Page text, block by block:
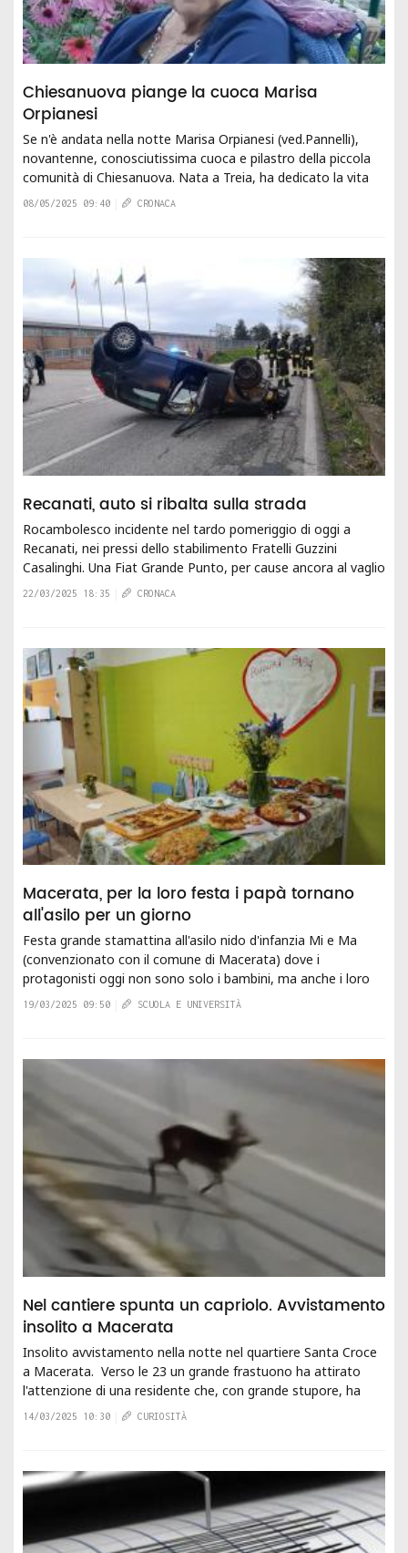
Chiesanuova piange la cuoca Marisa
Orpianesi
Se n'è andata nella notte Marisa Orpianesi (ved.Pannelli),
novantenne, conosciutissima cuoca e pilastro della piccola
comunità di Chiesanuova. Nata a Treia, ha dedicato la vita
alla sua passione, la...
08/05/2025 09:40 CRONACA
Recanati, auto si ribalta sulla strada
Rocambolesco incidente nel tardo pomeriggio di oggi a
Recanati, nei pressi dello stabilimento Fratelli Guzzini
Casalinghi. Una Fiat Grande Punto, per cause ancora al vaglio
delle autorità, si è ribaltata...
22/03/2025 18:35 CRONACA
Macerata, per la loro festa i papà tornano
all'asilo per un giorno
Festa grande stamattina all'asilo nido d'infanzia Mi e Ma
(convenzionato con il comune di Macerata) dove i
protagonisti oggi non sono solo i bambini, ma anche i loro
papà. Grazie alla sempre...
19/03/2025 09:50 SCUOLA E UNIVERSITÀ
Nel cantiere spunta un capriolo. Avvistamento
insolito a Macerata
Insolito avvistamento nella notte nel quartiere Santa Croce
a Macerata. Verso le 23 un grande frastuono ha attirato
l'attenzione di una residente che, con grande stupore, ha
trovato un capriolo in un...
14/03/2025 10:30 CURIOSITÀ